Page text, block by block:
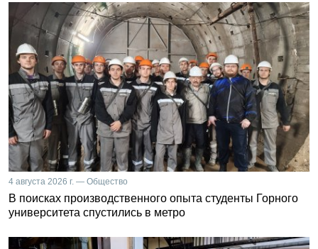
4 августа 2026 г. — Общество
В поисках производственного опыта студенты Горного
университета спустились в метро